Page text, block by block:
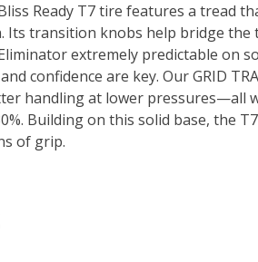
Ready T7 tire features a tread
Its transition knobs help bridge
extremely predictable on
confidence are key. Our GRID
handling at lower pressures—all
Building on this solid base, the
of grip.